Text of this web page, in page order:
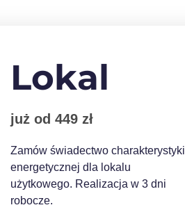
Lokal
już od 449 zł
Zamów świadectwo charakterystyki
energetycznej dla lokalu
użytkowego. Realizacja w 3 dni
robocze.